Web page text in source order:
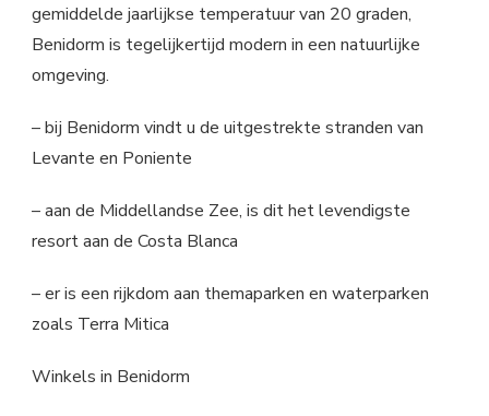
gemiddelde jaarlijkse temperatuur van 20 graden,
Benidorm is tegelijkertijd modern in een natuurlijke
omgeving.
– bij Benidorm vindt u de uitgestrekte stranden van
Levante en Poniente
– aan de Middellandse Zee, is dit het levendigste
resort aan de Costa Blanca
– er is een rijkdom aan themaparken en waterparken
zoals Terra Mitica
Winkels in Benidorm